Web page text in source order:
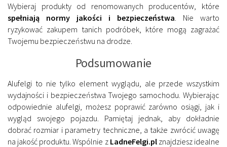
Wybieraj produkty od renomowanych producentów, które
spełniają normy jakości i bezpieczeństwa . Nie warto
ryzykować zakupem tanich podróbek, które mogą zagrażać
Twojemu bezpieczeństwu na drodze.
Podsumowanie
Alufelgi to nie tylko element wyglądu, ale przede wszystkim
wydajności i bezpieczeństwa Twojego samochodu. Wybierając
odpowiednie alufelgi, możesz poprawić zarówno osiągi, jak i
wygląd swojego pojazdu. Pamiętaj jednak, aby dokładnie
dobrać rozmiar i parametry techniczne, a także zwrócić uwagę
na jakość produktu. Wspólnie z LadneFelgi.plznajdziesz idealne